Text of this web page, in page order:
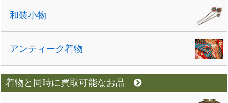
和装小物
アンティーク着物
着物と同時に買取可能なお品